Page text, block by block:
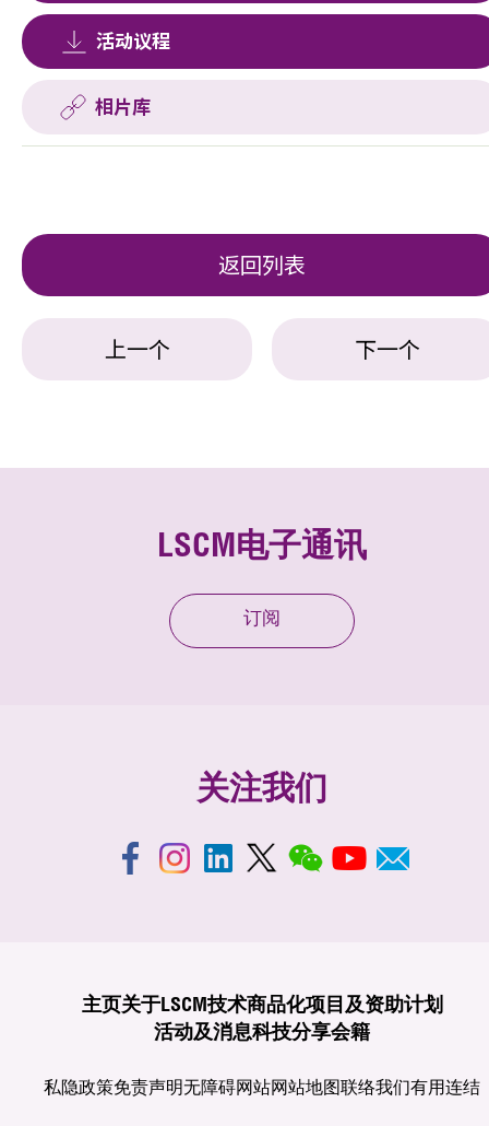
活动议程
相片库
返回列表
上一个 下一个
LSCM电子通讯
订阅
关注我们
主页关于LSCM技术商品化项目及资助计划
活动及消息科技分享会籍
私隐政策免责声明无障碍网站网站地图联络我们有用连结